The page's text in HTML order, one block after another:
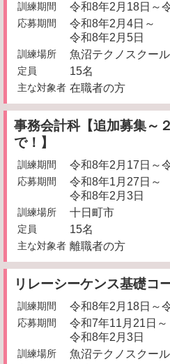
訓練期間 令和8年2月18日～
応募期間
令和8年2月4日～
令和8年2月5日
訓練場所 魚沼テクノスクール
定員 15名
主な対象者 在職者の方
事務会計科【追加募集～
で！】
訓練期間 令和8年2月17日～
応募期間
令和8年1月27日～
令和8年2月3日
訓練場所 十日町市
定員 15名
主な対象者 離職者の方
リレーシーケンス基礎コ
訓練期間 令和8年2月18日～
応募期間
令和7年11月21日～
令和8年2月3日
訓練場所 魚沼テクノスクール